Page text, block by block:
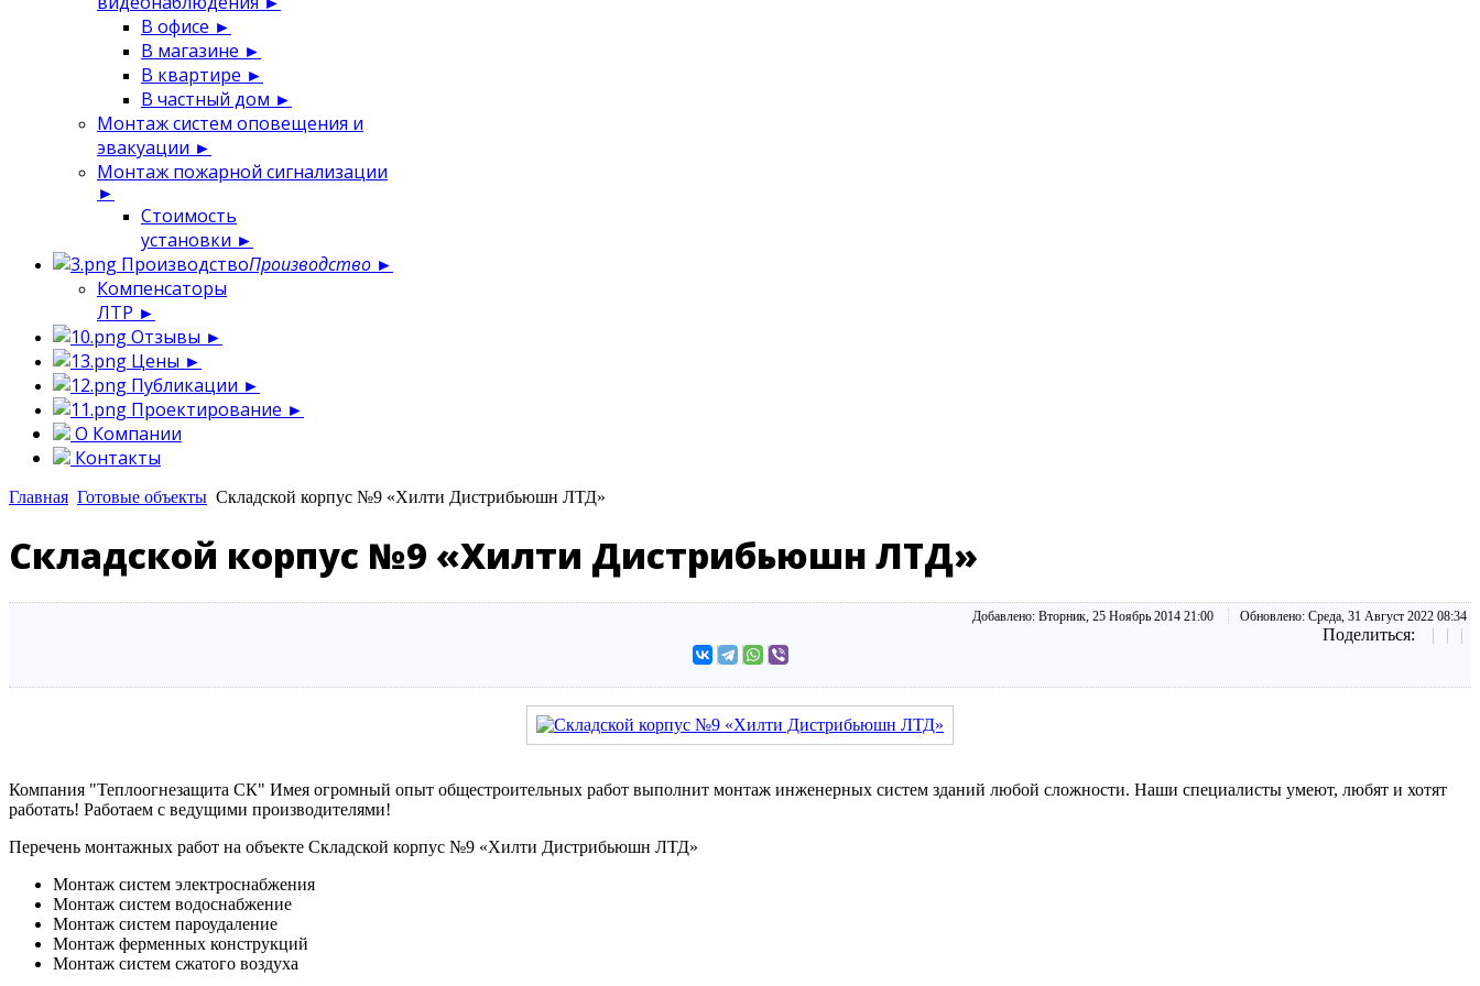
В офисе ►
В магазине ►
В квартире ►
В частный дом ►
Монтаж систем оповещения и
эвакуации ►
Монтаж пожарной сигнализации
►
Стоимость
установки ►
ПроизводствоПроизводство ►
Компенсаторы
ЛТР ►
Отзывы ►
Цены ►
Публикации ►
Проектирование ►
О Компании
Контакты
Главная Готовые объекты Складской корпус №9 «Хилти Дистрибьюшн ЛТД»
Складской корпус №9 «Хилти Дистрибьюшн ЛТД»
Добавлено: Вторник, 25 Ноябрь 2014 21:00 Обновлено: Среда, 31 Август 2022 08:34
Поделиться:
Компания "Теплоогнезащита СК" Имея огромный опыт общестроительных работ выполнит монтаж инженерных систем зданий любой сложности. Наши специалисты умеют, любят и хотят
работать! Работаем с ведущими производителями!
Перечень монтажных работ на объекте Складской корпус №9 «Хилти Дистрибьюшн ЛТД»
Монтаж систем электроснабжения
Монтаж систем водоснабжение
Монтаж систем пароудаление
Монтаж ферменных конструкций
Монтаж систем сжатого воздуха